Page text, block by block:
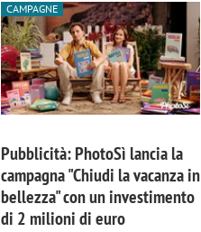
CAMPAGNE
Pubblicità: PhotoSì lancia la
campagna "Chiudi la vacanza in
bellezza" con un investimento
di 2 milioni di euro